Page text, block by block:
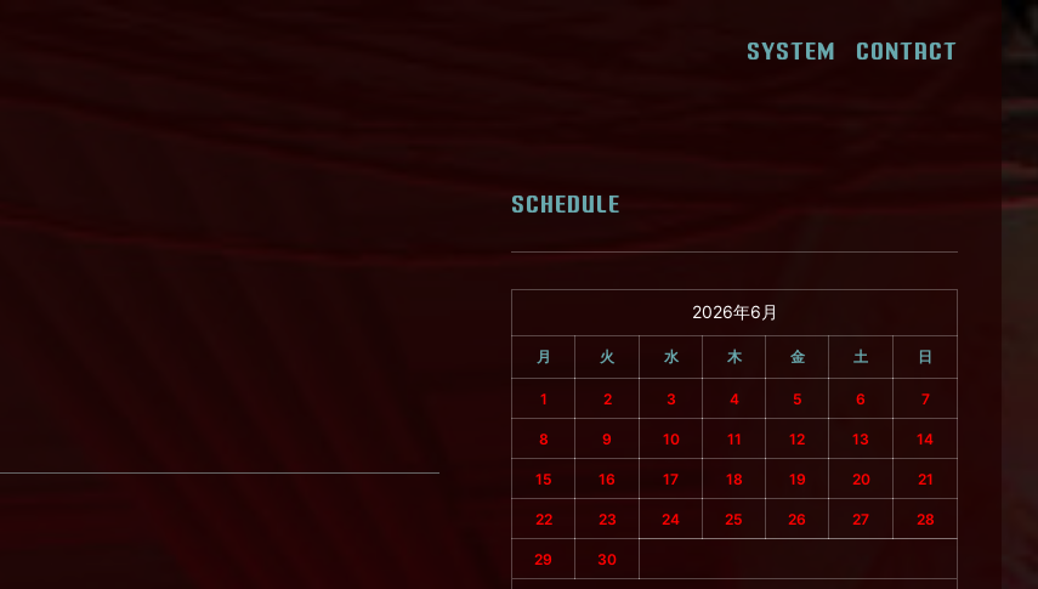
SYSTEM CONTACT
SCHEDULE
2026年6月
月 火 水 木 金 土 日
1 2 3 4 5 6 7
8 9 10 11 12 13 14
15 16 17 18 19 20 21
22 23 24 25 26 27 28
29 30